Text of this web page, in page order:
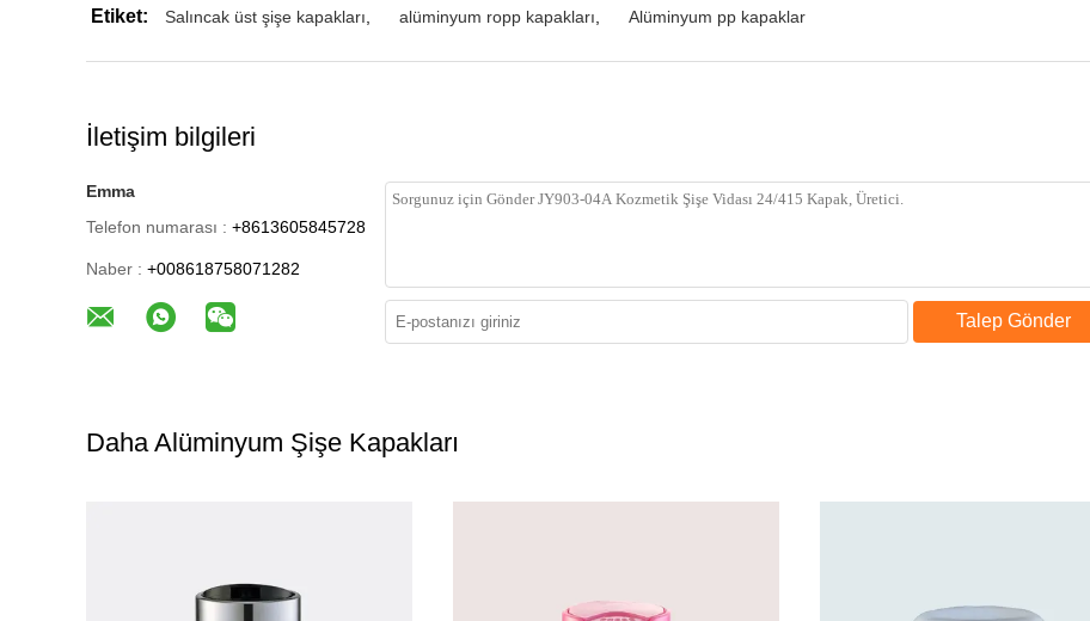
Etiket: Salıncak üst şişe kapakları alüminyum ropp kapakları Alüminyum pp kapaklar
İletişim bilgileri
Emma
Telefon numarası : +8613605845728
Naber : +008618758071282
Talep Gönder
Daha Alüminyum Şişe Kapakları